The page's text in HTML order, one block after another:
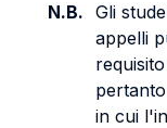
N.B. Gli
appelli
in cui